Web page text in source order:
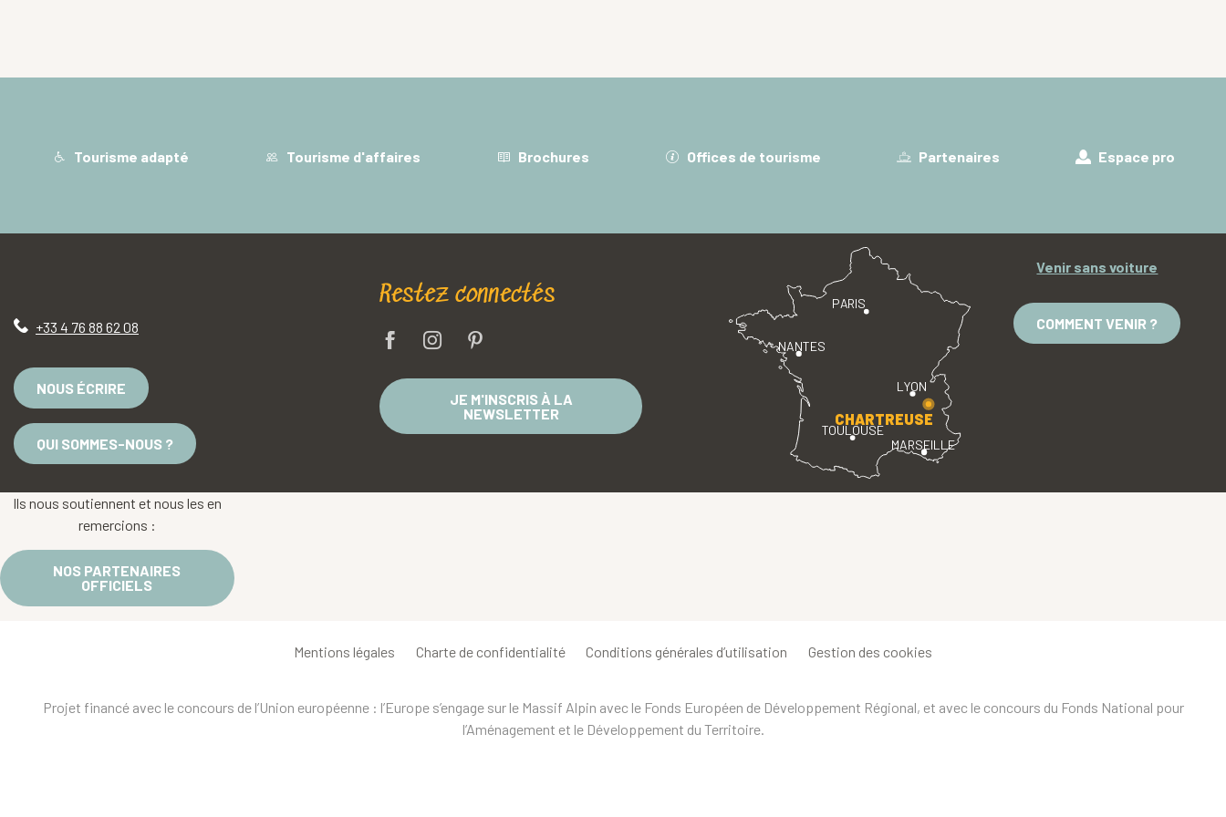
Tourisme adapté Tourisme d'affaires Brochures Offices de tourisme Partenaires Espace pro
+33 4 76 88 62 08
NOUS ÉCRIRE
QUI SOMMES-NOUS ?
Restez connectés
JE M'INSCRIS À LA
NEWSLETTER
PARIS
LYON
TOULOUSE
MARSEILLE
NANTES
CHARTREUSE
Venir sans voiture
COMMENT VENIR ?
Ils nous soutiennent et nous les en
remercions :
NOS PARTENAIRES
OFFICIELS
Mentions légales Charte de confidentialité Conditions générales d’utilisation Gestion des cookies
Projet financé avec le concours de l’Union européenne : l’Europe s’engage sur le Massif Alpin avec le Fonds Européen de Développement Régional, et avec le concours du Fonds National pour
l’Aménagement et le Développement du Territoire.